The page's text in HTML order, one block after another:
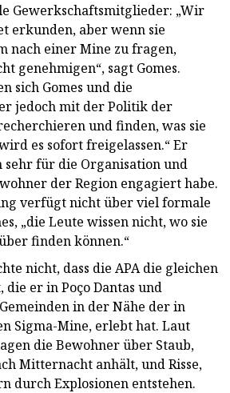
Gewerkschaftsmitglieder: „Wir
erkunden, aber wenn sie
nach einer Mine zu fragen,
genehmigen“, sagt Gomes.
sich Gomes und die
jedoch mit der Politik der
und finden, was sie
es sofort freigelassen.“ Er
sehr für die Organisation und
der Region engagiert habe.
verfügt nicht über viel formale
„die Leute wissen nicht, wo sie
finden können.“
nicht, dass die APA die gleichen
er in Poço Dantas und
in der Nähe der in
Sigma-Mine, erlebt hat. Laut
die Bewohner über Staub,
Mitternacht anhält, und Risse,
durch Explosionen entstehen.